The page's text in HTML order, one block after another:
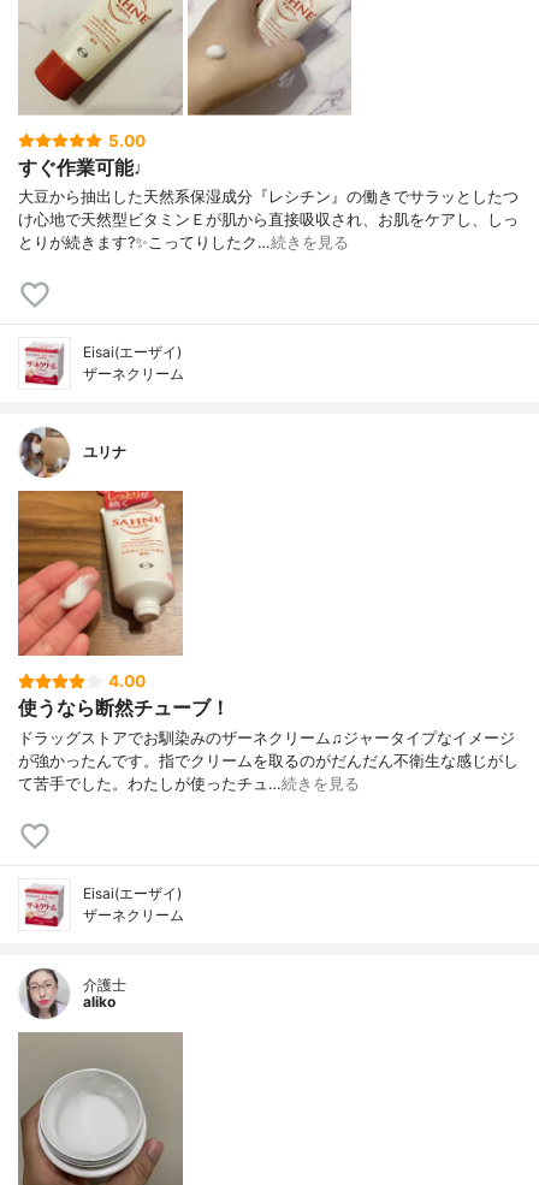
5.00
すぐ作業可能♩
大豆から抽出した天然系保湿成分『レシチン』の働きでサラッとしたつ
け心地で天然型ビタミンＥが肌から直接吸収され、お肌をケアし、しっ
とりが続きます?✨こってりしたク…続きを見る
Eisai(エーザイ)
ザーネクリーム
ユリナ
4.00
使うなら断然チューブ！
ドラッグストアでお馴染みのザーネクリーム♫ジャータイプなイメージ
が強かったんです。指でクリームを取るのがだんだん不衛生な感じがし
て苦手でした。わたしが使ったチュ…続きを見る
Eisai(エーザイ)
ザーネクリーム
介護士
aliko